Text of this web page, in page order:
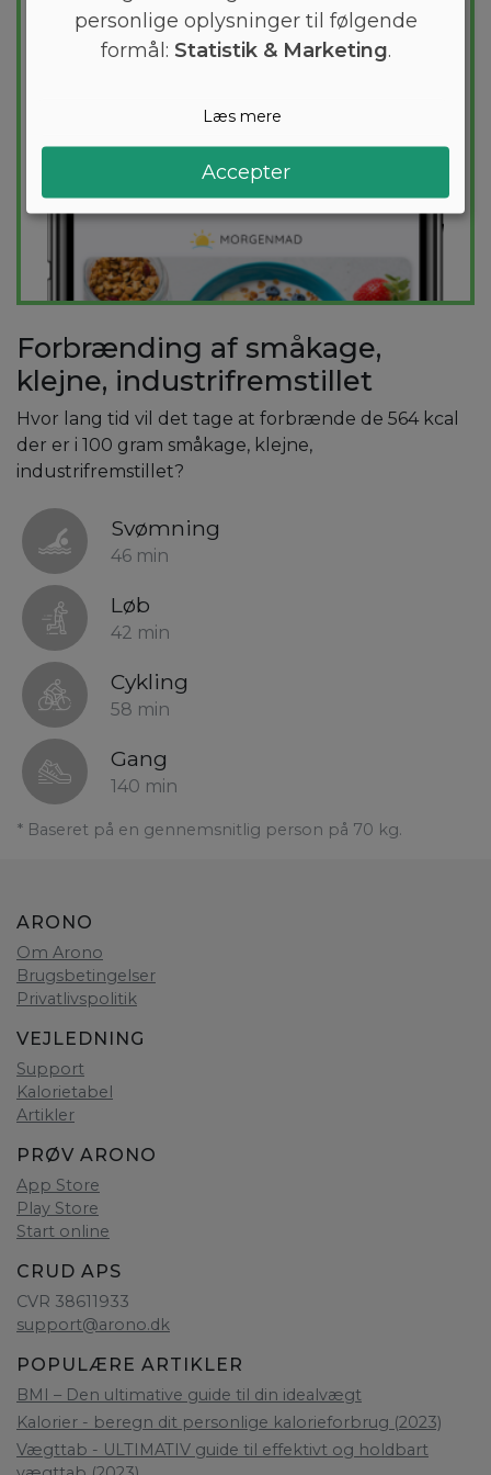
Forbrænding af småkage,
klejne, industrifremstillet
Hvor lang tid vil det tage at forbrænde de 564 kcal
der er i 100 gram småkage, klejne,
industrifremstillet?
Svømning
46 min
Løb
42 min
Cykling
58 min
Gang
140 min
* Baseret på en gennemsnitlig person på 70 kg.
ARONO
Om Arono
Brugsbetingelser
Privatlivspolitik
VEJLEDNING
Support
Kalorietabel
Artikler
PRØV ARONO
App Store
Play Store
Start online
CRUD APS
CVR 38611933
support@arono.dk
POPULÆRE ARTIKLER
BMI – Den ultimative guide til din idealvægt
Kalorier - beregn dit personlige kalorieforbrug (2023)
Vægttab - ULTIMATIV guide til effektivt og holdbart
personlige oplysninger til følgende
formål: Statistik & Marketing.
Læs mere
Accepter